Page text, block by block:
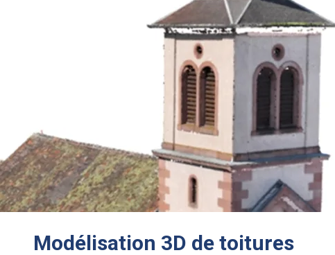
Modélisation 3D de toitures